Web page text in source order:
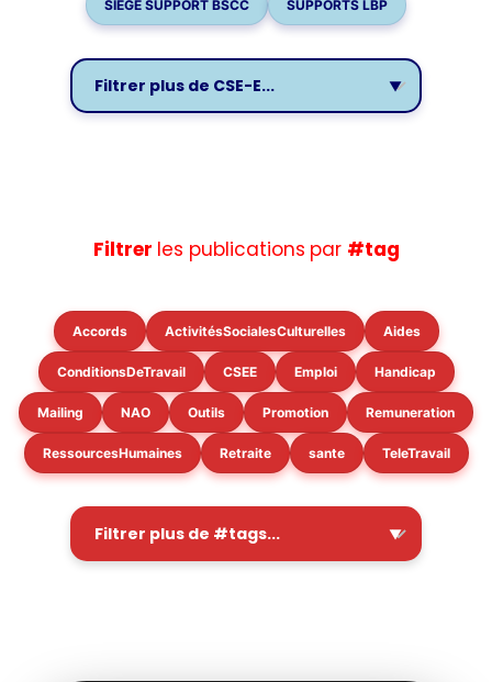
SIEGE SUPPORT BSCC SUPPORTS LBP
Filtrer les publications par #tag
Accords ActivitésSocialesCulturelles Aides
ConditionsDeTravail CSEE Emploi Handicap
Mailing NAO Outils Promotion Remuneration
RessourcesHumaines Retraite sante TeleTravail